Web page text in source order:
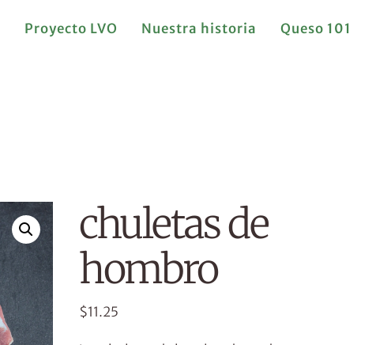
Proyecto LVO Nuestra historia Queso 101
chuletas de
hombro
$11.25